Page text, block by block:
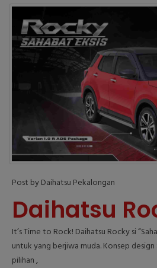
Post by Daihatsu Pekalongan
Daihatsu
It’s Time to Rock! Daihatsu Rocky si
untuk yang berjiwa muda. Konsep
pilihan ,